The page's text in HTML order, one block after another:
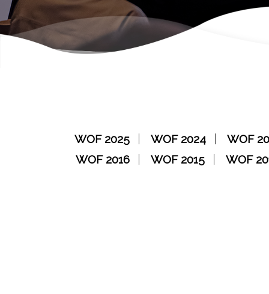
WOF 2025 WOF 2024
WOF
WOF 2016
WOF 2015 WOF